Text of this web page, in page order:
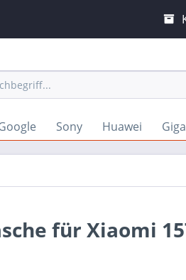
Sony Huawei
für Xiaomi